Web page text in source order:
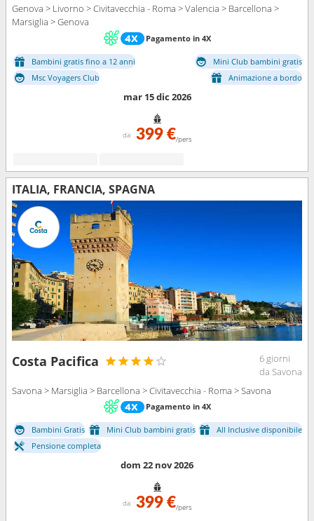
Genova > Livorno > Civitavecchia - Roma > Valencia > Barcellona >
Marsiglia > Genova
Pagamento in 4X
Bambini gratis fino a 12 anni
Mini Club bambini gratis
Msc Voyagers Club
Animazione a bordo
mar 15 dic 2026
da 399 €/pers
ITALIA, FRANCIA, SPAGNA
Costa Pacifica
6 giorni
da Savona
Savona > Marsiglia > Barcellona > Civitavecchia - Roma > Savona
Pagamento in 4X
Bambini Gratis Mini Club bambini gratis
All Inclusive disponibile
Pensione completa
dom 22 nov 2026
da 399 €/pers